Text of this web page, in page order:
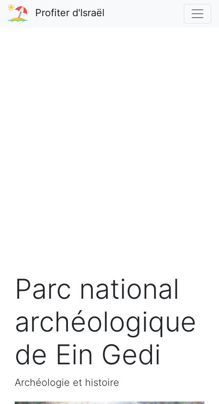
Profiter d'Israël
Parc national
archéologique
de Ein Gedi
Archéologie et histoire